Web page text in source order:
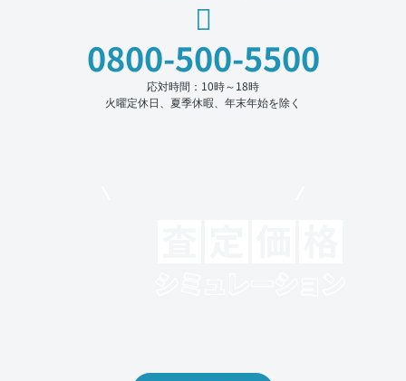
0800-500-5500
応対時間：10時～18時
火曜定休日、夏季休暇、年末年始を除く